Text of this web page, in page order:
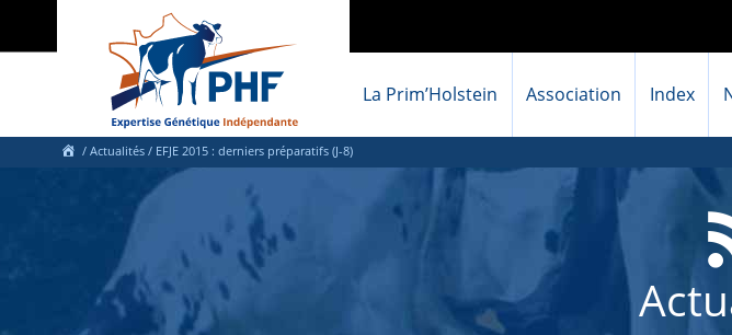
La Prim’Holstein Association Index
/ Actualités / EFJE 2015 : derniers préparatifs (J-8)